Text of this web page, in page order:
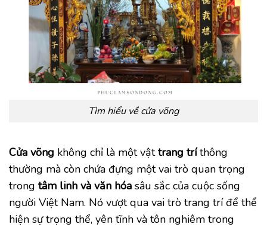
Tìm hiểu về cửa võng
Cửa võng không chỉ là một vậttrang tríthông
thường mà còn chứa đựng một vai trò quan trọng
trong tâm linh và văn hóa sâu sắc của cuộc sống
người Việt Nam. Nó vượt qua vai trò trang trí để thể
hiện sự trọng thể, yên tĩnh và tôn nghiêm trong